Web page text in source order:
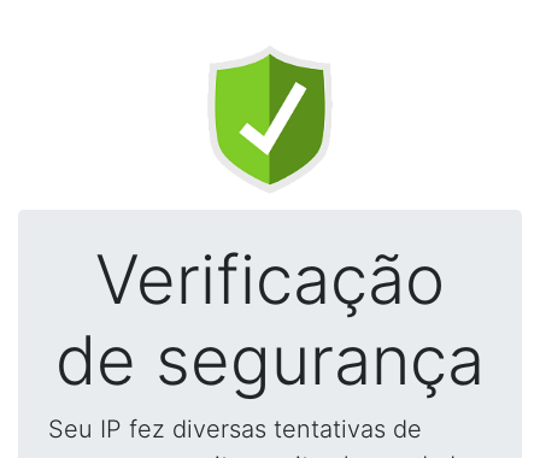
Verificação
de segurança
Seu IP fez diversas tentativas de